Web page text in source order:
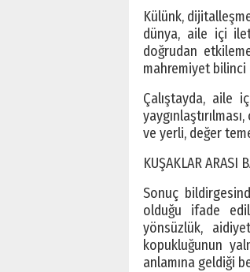
Külünk,
dünya, aile içi
doğrudan
mahremiyet bilinci
Çalıştayda, aile
ve yerli, değer
KUŞAKLAR ARASI
Sonuç
olduğu ifade
yönsüzlük,
kopukluğunun
anlamına geldiği